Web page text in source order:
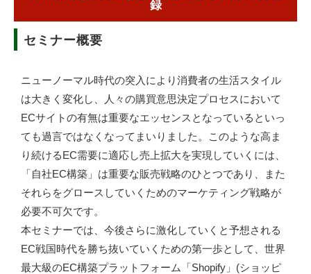
録
セミナー概要
ニューノーマル時代の突入により消費者の生活スタイル
は大きく変化し、人々の購買意思決定プロセスにおいて
ECサイトの有無は重要なエッセンスとなっているといっ
ても過言ではなくなってまいりました。このような高ま
り続けるEC需要に適応し売上拡大を実現していくには、
「自社EC構築」は重要な販売戦略のひとつであり、また
それらをグロースしていくためのマーケティング戦略が
必要不可欠です。
本セミナーでは、今後さらに激化していくと予想される
EC戦国時代を勝ち抜いていくための第一歩として、世界
最大級のEC構築プラットフォーム「Shopify」(ショッピ